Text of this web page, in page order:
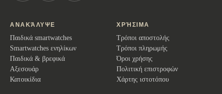
ΑΝΑΚΆΛΥΨΕ
Παιδικά smartwatches
Smartwatches ενηλίκων
Παιδικά & βρεφικά
Αξεσουάρ
Κατοικίδια
ΧΡΉΣΙΜΑ
Τρόποι αποστολής
Τρόποι πληρωμής
Όροι χρήσης
Πολιτική επιστροφών
Χάρτης ιστοτόπου